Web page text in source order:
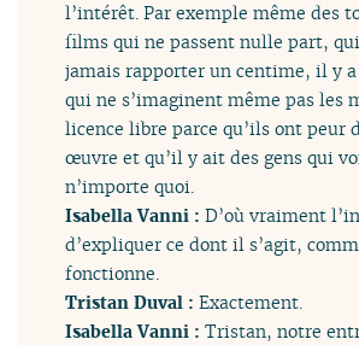
l’intérêt. Par exemple même des
films qui ne passent nulle part,
jamais rapporter un centime, il y
qui ne s’imaginent même pas les
licence libre parce qu’ils ont peur
œuvre et qu’il y ait des gens qui
n’importe quoi.
Isabella Vanni :D’où vraiment
d’expliquer ce dont il s’agit,
fonctionne.
Tristan Duval :Exactement.
Isabella Vanni :Tristan, notre